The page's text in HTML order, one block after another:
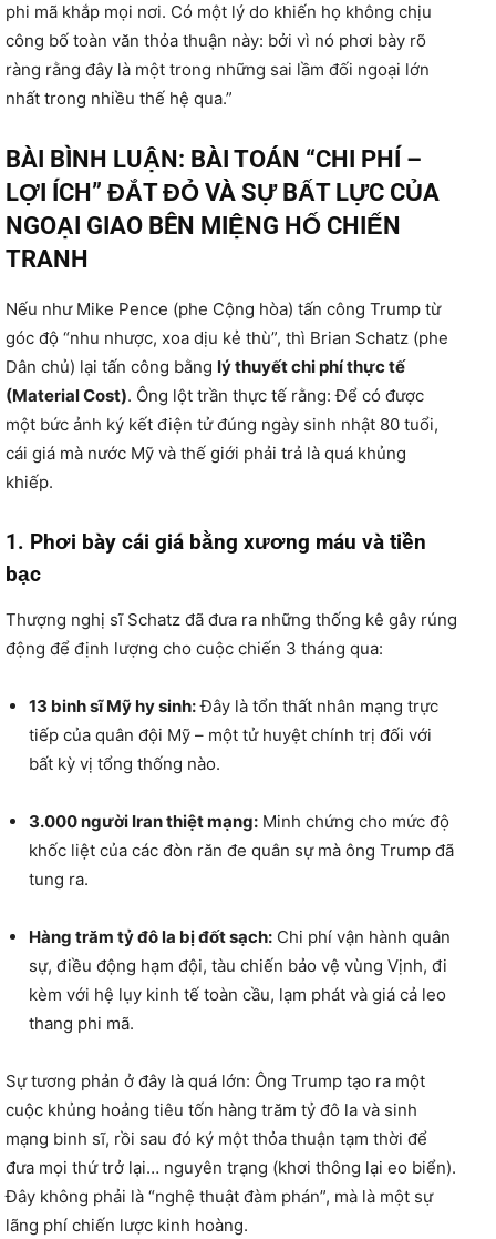
phi mã khắp mọi nơi. Có một lý do khiến họ không chịu
công bố toàn văn thỏa thuận này: bởi vì nó phơi bày rõ
ràng rằng đây là một trong những sai lầm đối ngoại lớn
nhất trong nhiều thế hệ qua.”
BÀI BÌNH LUẬN: BÀI TOÁN “CHI PHÍ –
LỢI ÍCH” ĐẮT ĐỎ VÀ SỰ BẤT LỰC CỦA
NGOẠI GIAO BÊN MIỆNG HỐ CHIẾN
TRANH
Nếu như Mike Pence (phe Cộng hòa) tấn công Trump từ
góc độ “nhu nhược, xoa dịu kẻ thù”, thì Brian Schatz (phe
Dân chủ) lại tấn công bằng lý thuyết chi phí thực tế
(Material Cost). Ông lột trần thực tế rằng: Để có được
một bức ảnh ký kết điện tử đúng ngày sinh nhật 80 tuổi,
cái giá mà nước Mỹ và thế giới phải trả là quá khủng
khiếp.
1. Phơi bày cái giá bằng xương máu và tiền
bạc
Thượng nghị sĩ Schatz đã đưa ra những thống kê gây rúng
động để định lượng cho cuộc chiến 3 tháng qua:
13 binh sĩ Mỹ hy sinh:Đây là tổn thất nhân mạng trực
tiếp của quân đội Mỹ – một tử huyệt chính trị đối với
bất kỳ vị tổng thống nào.
3.000 người Iran thiệt mạng: Minh chứng cho mức độ
khốc liệt của các đòn răn đe quân sự mà ông Trump đã
tung ra.
Hàng trăm tỷ đô la bị đốt sạch: Chi phí vận hành quân
sự, điều động hạm đội, tàu chiến bảo vệ vùng Vịnh, đi
kèm với hệ lụy kinh tế toàn cầu, lạm phát và giá cả leo
thang phi mã.
Sự tương phản ở đây là quá lớn: Ông Trump tạo ra một
cuộc khủng hoảng tiêu tốn hàng trăm tỷ đô la và sinh
mạng binh sĩ, rồi sau đó ký một thỏa thuận tạm thời để
đưa mọi thứ trở lại… nguyên trạng (khơi thông lại eo biển).
Đây không phải là “nghệ thuật đàm phán”, mà là một sự
lãng phí chiến lược kinh hoàng.